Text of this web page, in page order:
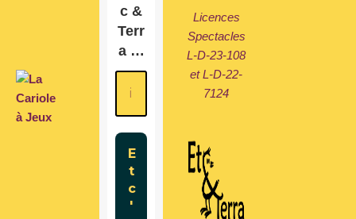
c &
Terr
a …
Licences
Spectacles
L-D-23-108
et L-D-22-
7124